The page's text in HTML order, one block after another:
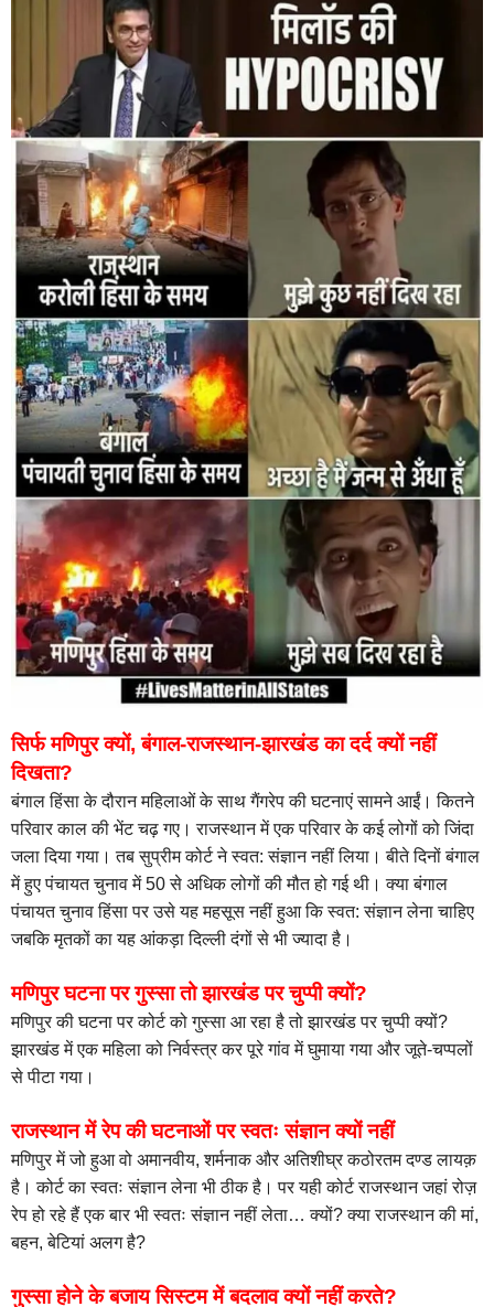
सिर्फ मणिपुर क्यों, बंगाल-राजस्थान-झारखंड का दर्द क्यों नहीं
दिखता?
बंगाल हिंसा के दौरान महिलाओं के साथ गैंगरेप की घटनाएं सामने आईं। कितने
परिवार काल की भेंट चढ़ गए। राजस्थान में एक परिवार के कई लोगों को जिंदा
जला दिया गया। तब सुप्रीम कोर्ट ने स्वत: संज्ञान नहीं लिया। बीते दिनों बंगाल
में हुए पंचायत चुनाव में 50 से अधिक लोगों की मौत हो गई थी। क्या बंगाल
पंचायत चुनाव हिंसा पर उसे यह महसूस नहीं हुआ कि स्वत: संज्ञान लेना चाहिए
जबकि मृतकों का यह आंकड़ा दिल्ली दंगों से भी ज्यादा है।
मणिपुर घटना पर गुस्सा तो झारखंड पर चुप्पी क्यों?
मणिपुर की घटना पर कोर्ट को गुस्सा आ रहा है तो झारखंड पर चुप्पी क्यों?
झारखंड में एक महिला को निर्वस्त्र कर पूरे गांव में घुमाया गया और जूते-चप्पलों
से पीटा गया।
राजस्थान में रेप की घटनाओं पर स्वतः संज्ञान क्यों नहीं
मणिपुर में जो हुआ वो अमानवीय, शर्मनाक और अतिशीघ्र कठोरतम दण्ड लायक़
है। कोर्ट का स्वतः संज्ञान लेना भी ठीक है। पर यही कोर्ट राजस्थान जहां रोज़
रेप हो रहे हैं एक बार भी स्वतः संज्ञान नहीं लेता… क्यों? क्या राजस्थान की मां,
बहन, बेटियां अलग है?
गुस्सा होने के बजाय सिस्टम में बदलाव क्यों नहीं करते?